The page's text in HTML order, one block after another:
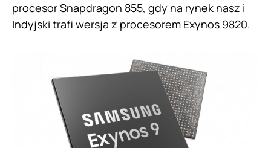
procesor Snapdragon 855, gdy na rynek nasz i
Indyjski trafi wersja z procesorem Exynos 9820.